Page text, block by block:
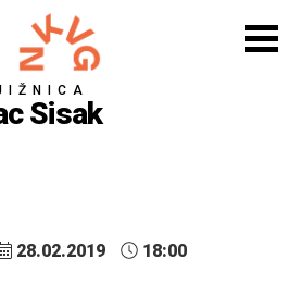
Sisak
28.02.2019 18:00